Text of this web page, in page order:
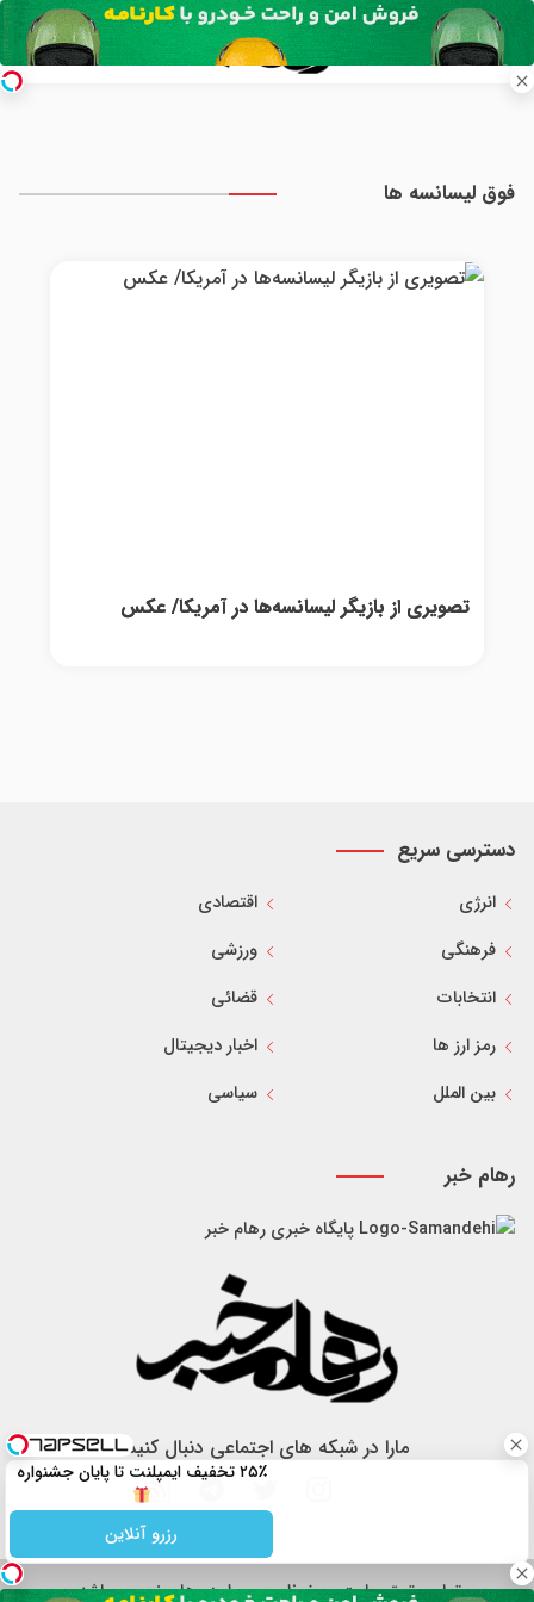
فوق لیسانسه ها
تصویری از بازیگر لیسانسه‌ها در آمریکا/ عکس
دسترسی سریع
انرژی
اقتصادی
فرهنگی
ورزشی
انتخابات
قضائی
رمز ارز ها
اخبار دیجیتال
بین الملل
سیاسی
رهام خبر
پایگاه خبری رهام خبر
مارا در شبکه های اجتماعی دنبال کنید
تمام حقوق سایت محفوظ و مربوط به رهام خبر می باشد.
۲۵٪ تخفیف ایمپلنت تا پایان جشنواره
رزرو آنلاین